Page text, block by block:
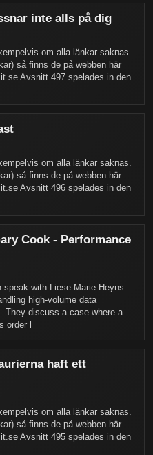
inte alls på dig
om alla länkar saknas.
så finns de på webben här
Avsnitt 497 spelades in den
om alla länkar saknas.
så finns de på webben här
Avsnitt 496 spelades in den
Cook - Performance
speak with Liese-Marie Heyns
high-volume data
They discuss a case where a
order l
haft ett
om alla länkar saknas.
så finns de på webben här
Avsnitt 495 spelades in den